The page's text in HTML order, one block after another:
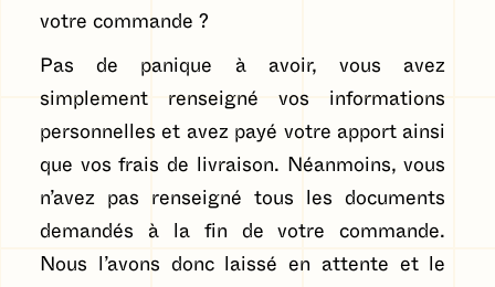
votre commande ?
Pas de panique à avoir, vous avez
simplement renseigné vos informations
personnelles et avez payé votre apport ainsi
que vos frais de livraison. Néanmoins, vous
n’avez pas renseigné tous les documents
demandés à la fin de votre commande.
Nous l’avons donc laissé en attente et le